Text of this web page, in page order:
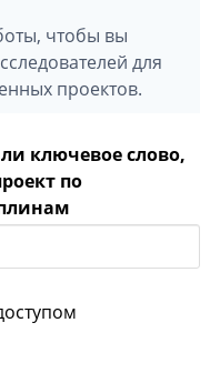
чтобы вы
для
проектов.
ключевое слово,
по